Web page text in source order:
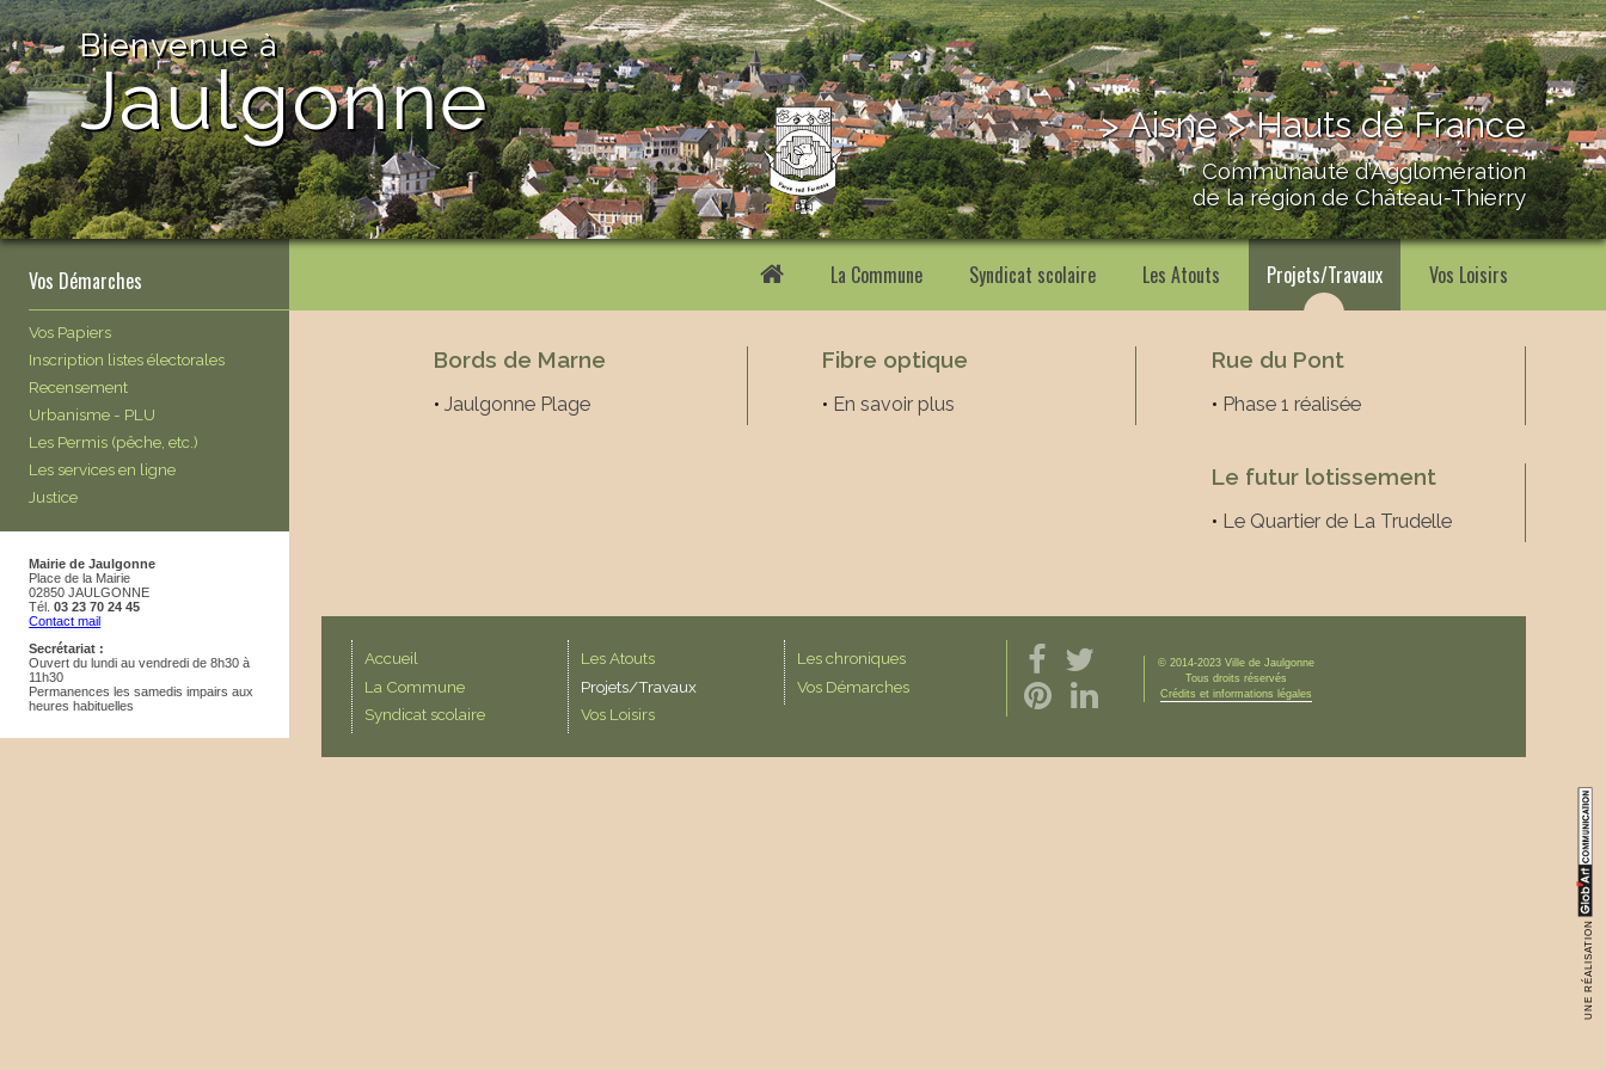
> Aisne > Hauts de France
Communauté d’Agglomération
de la région de Château-Thierry
Bienvenue à
Jaulgonne
La Commune Syndicat scolaire Les Atouts Projets/Travaux Vos Loisirs
UNE RÉALISATION
Vos Démarches
Vos Papiers
Inscription listes électorales
Recensement
Urbanisme - PLU
Les Permis (pêche, etc.)
Les services en ligne
Justice
Mairie de Jaulgonne
Place de la Mairie
02850 JAULGONNE
Tél.03 23 70 24 45
Contact mail
Secrétariat :
Ouvert du lundi au vendredi de 8h30 à
11h30
Permanences les samedis impairs aux
heures habituelles
Bords de Marne
• Jaulgonne Plage
Fibre optique
• En savoir plus
Rue du Pont
• Phase 1 réalisée
Le futur lotissement
• Le Quartier de La Trudelle
Accueil
La Commune
Syndicat scolaire
Les Atouts
Projets/Travaux
Vos Loisirs
Les chroniques
Vos Démarches
© 2014-2023 Ville de Jaulgonne
Tous droits réservés
Crédits et informations légales